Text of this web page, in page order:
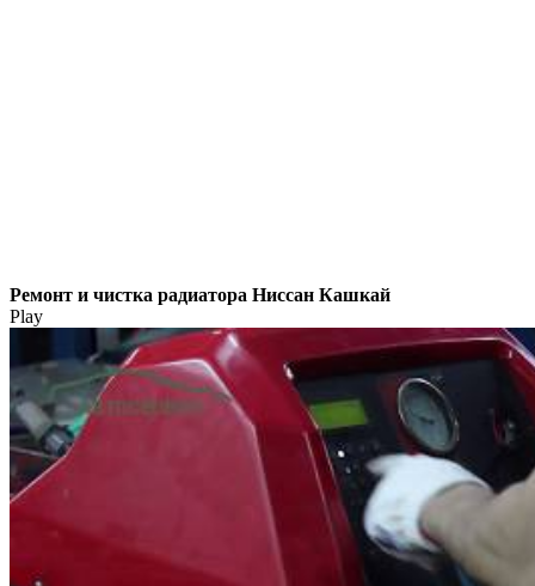
Ремонт и чистка радиатора Ниссан Кашкай
Play